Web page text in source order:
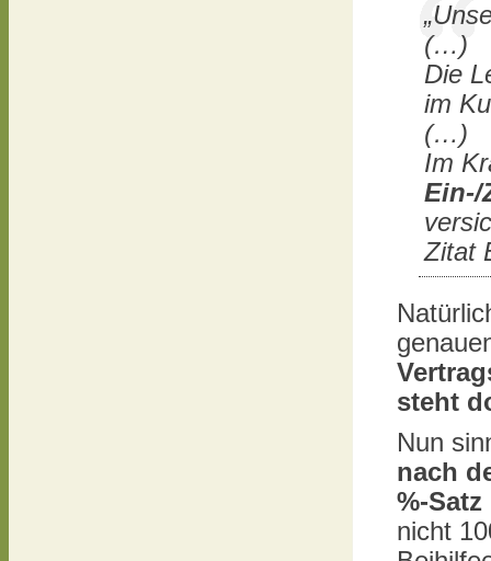
(…)
Die
im
(…)
Im
Ein-/
Zitat
steht
Nun
nach
%-Satz
nicht